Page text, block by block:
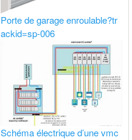
Porte de garage enroulable?tr
ackid=sp-006
Schéma électrique d’une vmc